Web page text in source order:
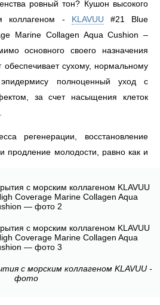
ровный тон? Кушон высокого
коллагеном - KLAVUU #21 Blue
Marine Collagen Aqua Cushion –
основного своего назначения
обеспечивает сухому, нормальному
полноценный уход с
за счет насыщения клеток
регенерации, восстановление
продление молодости, равно как и
коллаген. К тому же, в сферу его
улучшение защитных свойств
в отношении разрушительного
лучей и профилактика
дополняет пудра из жемчуга,
сальных желез, а также
с морским коллагеном KLAVUU -
фото